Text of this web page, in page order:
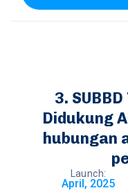
Didukung
hubungan
Launch:
April, 2025